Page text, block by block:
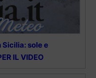
sole e
IL VIDEO